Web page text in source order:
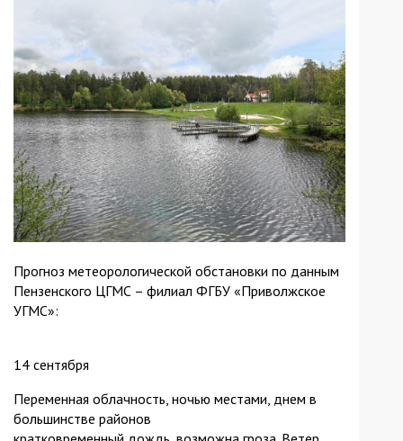
Прогноз метеорологической обстановки по данным
Пензенского ЦГМС – филиал ФГБУ «Приволжское
УГМС»:
14 сентября
Переменная облачность, ночью местами, днем в
большинстве районов